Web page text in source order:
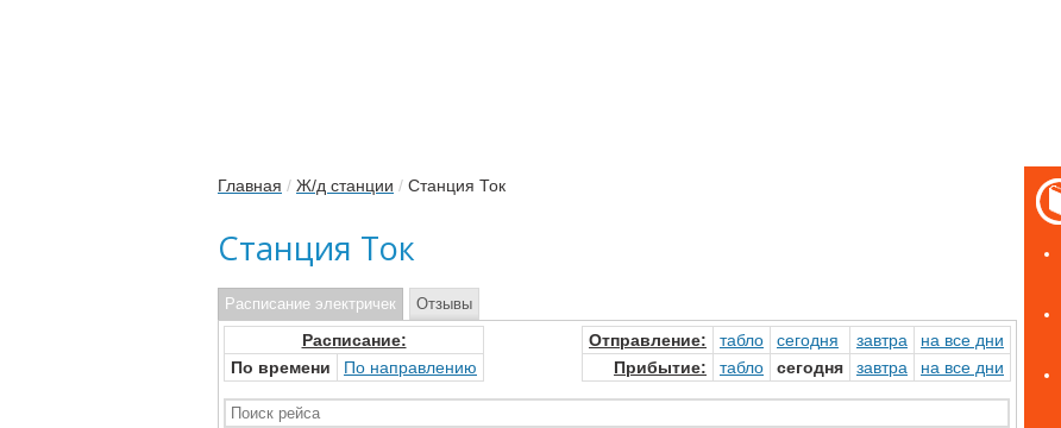
Главная / Ж/д станции / Станция Ток
Станция Ток
Расписание электричек
Расписание:
По времени
По направлению
Отправление: табло сегодня завтра на все дни
Прибытие: табло сегодня завтра на все дни
Отзывы